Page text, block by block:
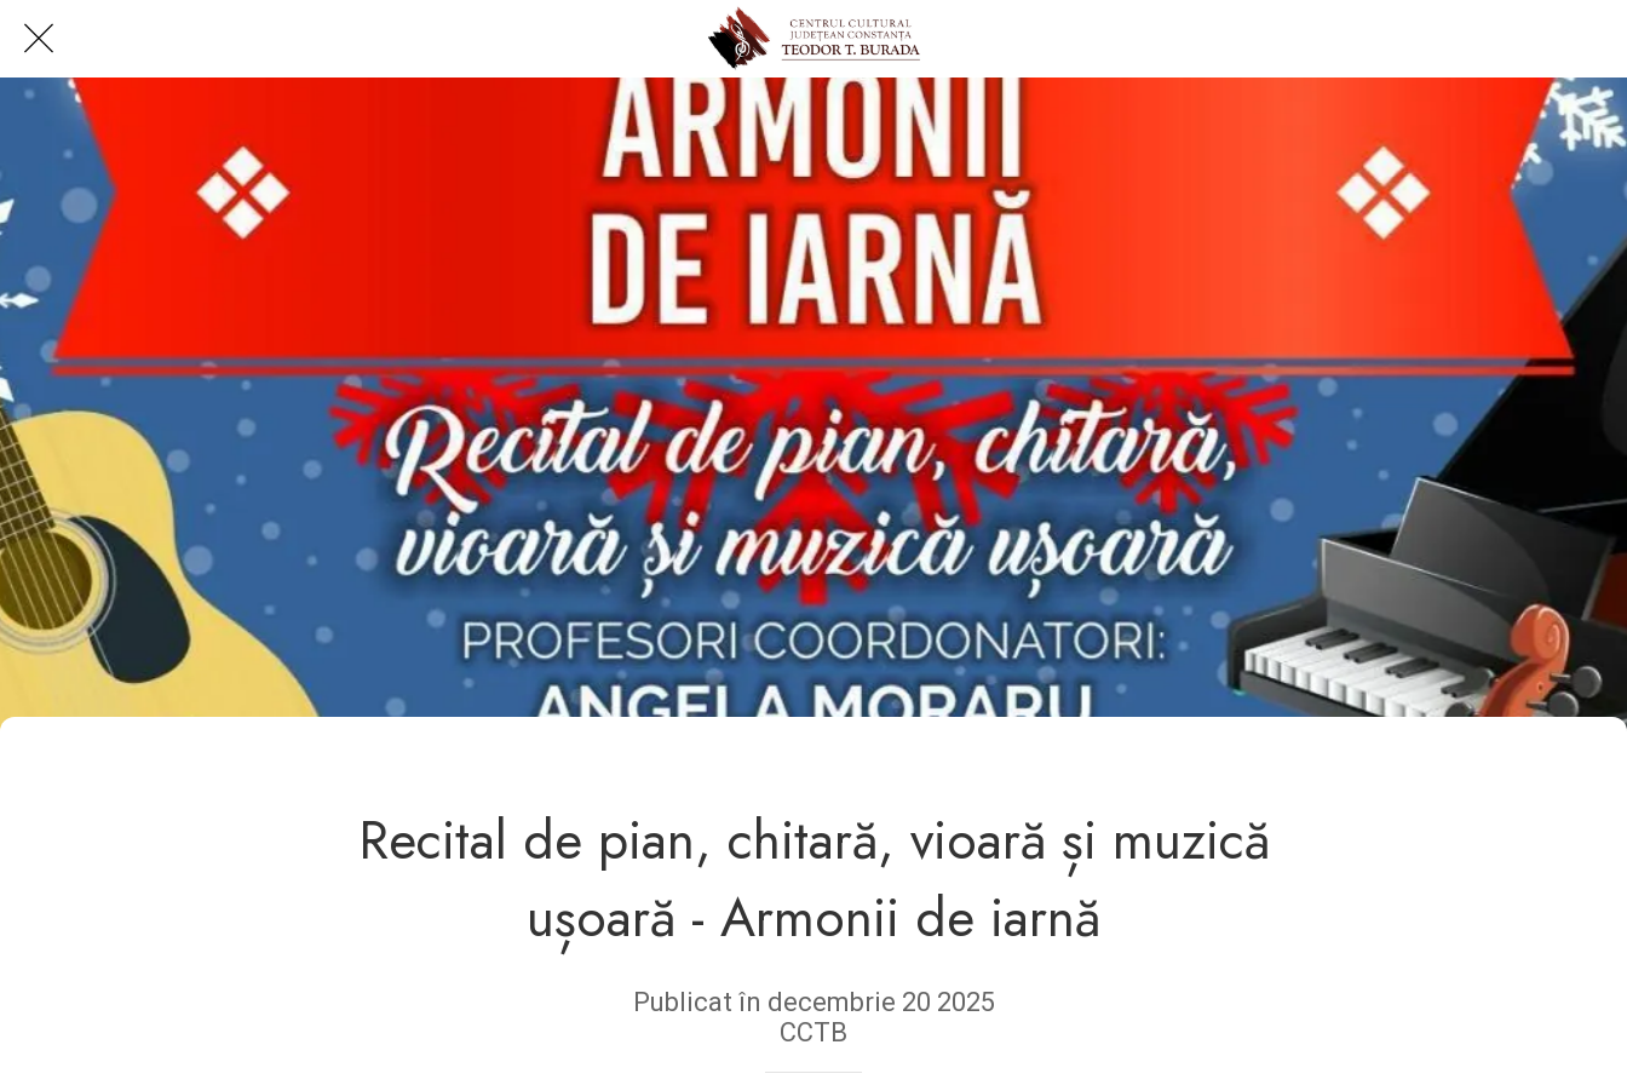
Recital de pian, chitară, vioară și muzică
ușoară - Armonii de iarnă
Publicat în decembrie 20 2025
CCTB
Centrul Burada 🇬🇧 🇫🇷 🇺🇦
Asistentul Centrului Cultural Teodor T. Burada